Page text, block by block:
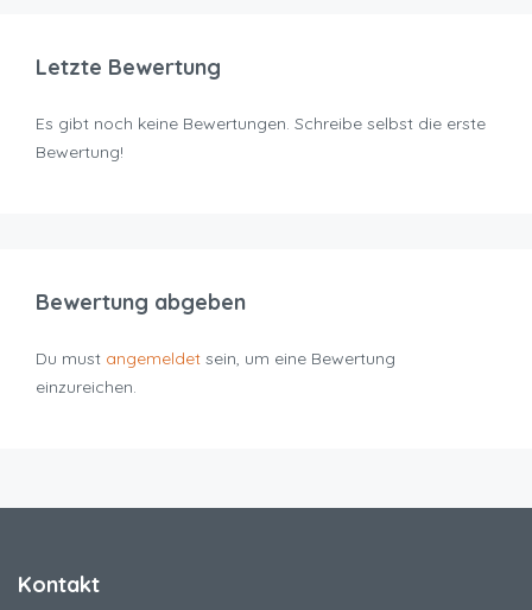
Letzte Bewertung
Es gibt noch keine Bewertungen. Schreibe selbst die erste
Bewertung!
Bewertung abgeben
Du must angemeldet sein, um eine Bewertung
einzureichen.
Kontakt